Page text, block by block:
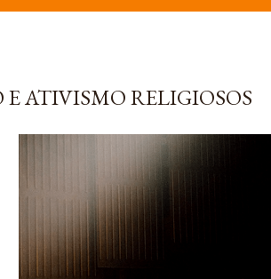
ATIVISMO RELIGIOSOS